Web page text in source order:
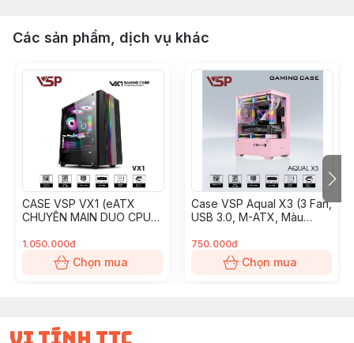
Các sản phẩm, dịch vụ khác
CASE VSP VX1 (eATX
CHUYÊN MAIN DUO CPU)
1.050.000đ
Chọn mua
Case VSP Aqual X3 (3 Fan,
USB 3.0, M-ATX, Màu
750.000đ
Chọn mua